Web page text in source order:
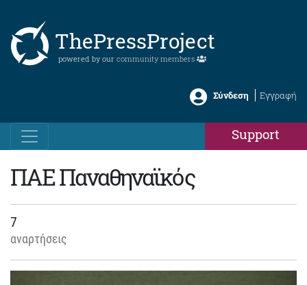
ThePressProject
powered by our community members
Σύνδεση Εγγραφή
Support
ΠΑΕ Παναθηναϊκός
7
αναρτήσεις